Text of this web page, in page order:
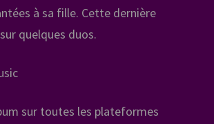
à sa fille. Cette dernière
quelques duos.
sur toutes les plateformes